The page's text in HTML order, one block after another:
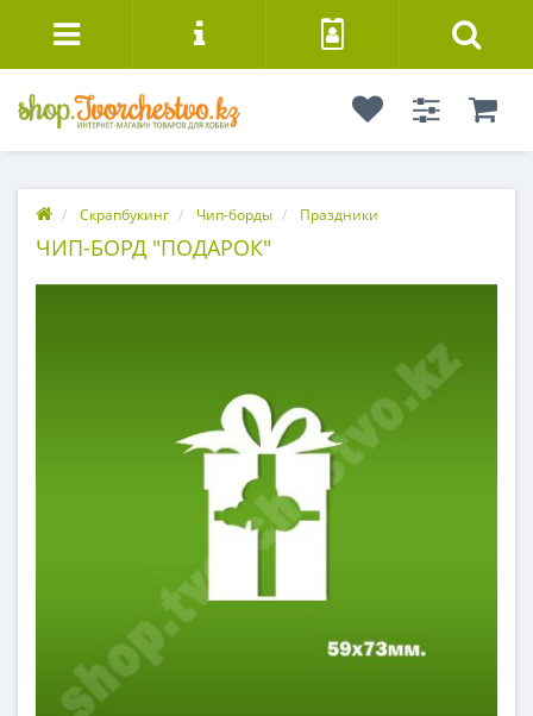
Скрапбукинг Чип-борды Праздники
ЧИП-БОРД "ПОДАРОК"